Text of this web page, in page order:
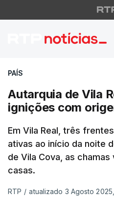
Autarquia
PAÍS
Autarquia de Vila
ignições com
Em Vila Real, três
ativas ao início da noite
de Vila Cova, as
casas.
RTP / atualizado 3 Agosto